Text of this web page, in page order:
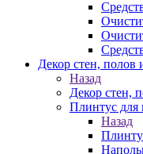
Декор стен, полов
Назад
Декор стен,
Плинтус для
Назад